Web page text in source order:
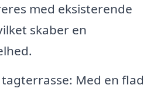
med eksisterende
skaber en
Med en flad